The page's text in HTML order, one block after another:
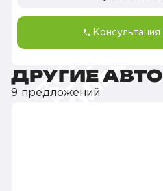
Консультация
ДРУГИЕ АВТО
9 предложений